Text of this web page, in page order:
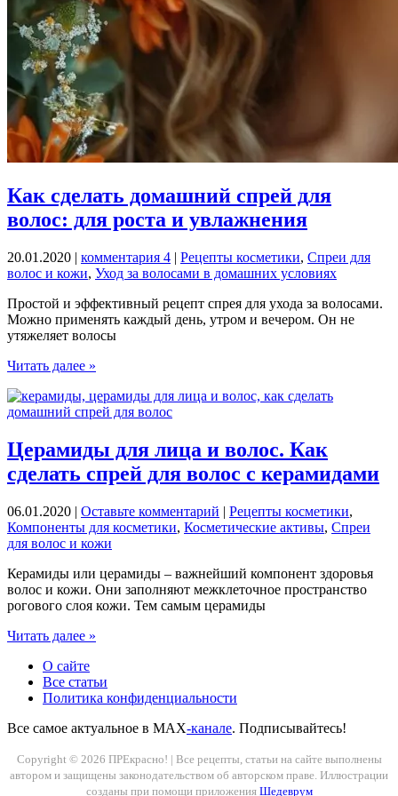
Как сделать домашний спрей для
волос: для роста и увлажнения
20.01.2020 | комментария 4 | Рецепты косметики, Спреи для
волос и кожи, Уход за волосами в домашних условиях
Простой и эффективный рецепт спрея для ухода за волосами.
Можно применять каждый день, утром и вечером. Он не
утяжеляет волосы
Как
домашний
спрей
волос:
для
роста
увлажнения
Читать далее »
Церамиды для лица и волос. Как
сделать спрей для волос с керамидами
06.01.2020 | Оставьте комментарий | Рецепты косметики,
Компоненты для косметики, Косметические активы, Спреи
для волос и кожи
Керамиды или церамиды – важнейший компонент здоровья
волос и кожи. Они заполняют межклеточное пространство
рогового слоя кожи. Тем самым церамиды
Церамиды
лица
волос.
сделать
для
волос
Читать далее »
О сайте
Все статьи
Политика конфиденциальности
Все самое актуальное в MAX-канале. Подписывайтесь!
Copyright © 2026 ПРЕкрасно! | Все рецепты, статьи на сайте выполнены
автором и защищены законодательством об авторском праве. Иллюстрации
созданы при помощи приложения Шедеврум